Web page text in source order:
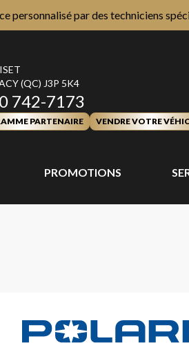
personnalisé par des techniciens
(QC) J3P 5K4
742-7173
PARTENAIRE VENDRE VOTRE
PROMOTIONS